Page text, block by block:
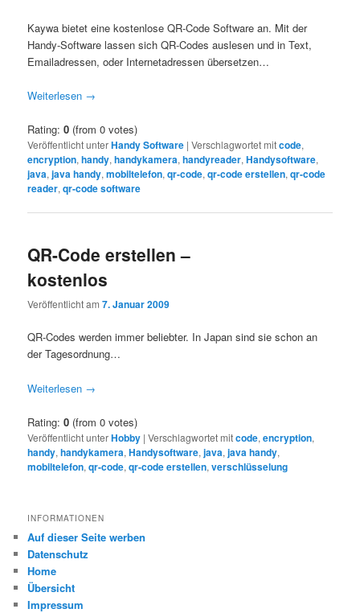
Kaywa bietet eine kostenlose QR-Code Software an. Mit der
Handy-Software lassen sich QR-Codes auslesen und in Text,
Emailadressen, oder Internetadressen übersetzen…
Weiterlesen →
Rating:0 (from 0 votes)
Veröffentlicht unterHandy Software |Verschlagwortet mitcode,
encryption,handy,handykamera,handyreader,Handysoftware,
java,java handy,mobiltelefon,qr-code,qr-code erstellen,qr-code
reader,qr-code software
QR-Code erstellen –
kostenlos
Veröffentlicht am7. Januar 2009
QR-Codes werden immer beliebter. In Japan sind sie schon an
der Tagesordnung…
Weiterlesen →
Rating:0 (from 0 votes)
Veröffentlicht unterHobby |Verschlagwortet mitcode,encryption,
handy,handykamera,Handysoftware,java,java handy,
mobiltelefon,qr-code,qr-code erstellen,verschlüsselung
INFORMATIONEN
Auf dieser Seite werben
Datenschutz
Home
Übersicht
Impressum